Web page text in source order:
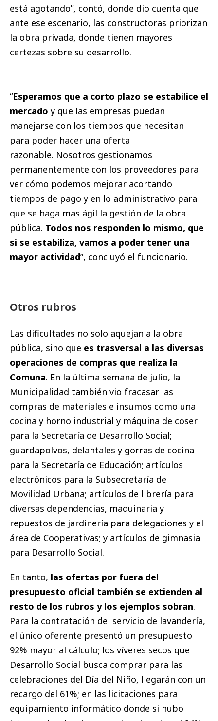
está agotando”, contó, donde dio cuenta que
ante ese escenario, las constructoras priorizan
la obra privada, donde tienen mayores
certezas sobre su desarrollo.
“Esperamos que a corto plazo se estabilice el
mercado y que las empresas puedan
manejarse con los tiempos que necesitan
para poder hacer una oferta
razonable. Nosotros gestionamos
permanentemente con los proveedores para
ver cómo podemos mejorar acortando
tiempos de pago y en lo administrativo para
que se haga mas ágil la gestión de la obra
pública. Todos nos responden lo mismo, que
si se estabiliza, vamos a poder tener una
mayor actividad”, concluyó el funcionario.
Otros rubros
Las dificultades no solo aquejan a la obra
pública, sino que es trasversal a las diversas
operaciones de compras que realiza la
Comuna. En la última semana de julio, la
Municipalidad también vio fracasar las
compras de materiales e insumos como una
cocina y horno industrial y máquina de coser
para la Secretaría de Desarrollo Social;
guardapolvos, delantales y gorras de cocina
para la Secretaría de Educación; artículos
electrónicos para la Subsecretaría de
Movilidad Urbana; artículos de librería para
diversas dependencias, maquinaria y
repuestos de jardinería para delegaciones y el
área de Cooperativas; y artículos de gimnasia
para Desarrollo Social.
En tanto, las ofertas por fuera del
presupuesto oficial también se extienden al
resto de los rubros y los ejemplos sobran.
Para la contratación del servicio de lavandería,
el único oferente presentó un presupuesto
92% mayor al cálculo; los víveres secos que
Desarrollo Social busca comprar para las
celebraciones del Día del Niño, llegarán con un
recargo del 61%; en las licitaciones para
equipamiento informático donde si hubo